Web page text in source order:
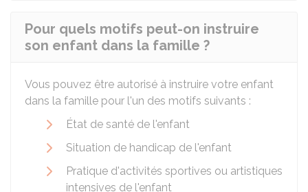
Pour quels motifs peut-on instruire
son enfant dans la famille ?
Vous pouvez être autorisé à instruire votre enfant
dans la famille pour l'un des motifs suivants :
État de santé de l'enfant
Situation de handicap de l'enfant
Pratique d'activités sportives ou artistiques
intensives de l'enfant